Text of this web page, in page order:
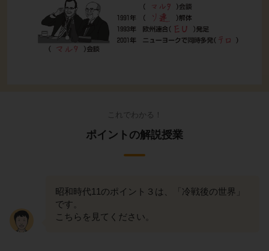
これでわかる！
ポイントの解説授業
昭和時代11のポイント３は、「冷戦後の世界」
です。
こちらを見てください。